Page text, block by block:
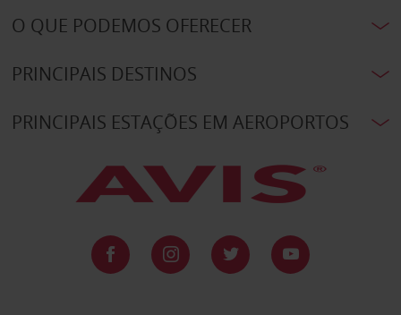
O QUE PODEMOS OFERECER
PRINCIPAIS DESTINOS
PRINCIPAIS ESTAÇÕES EM AEROPORTOS